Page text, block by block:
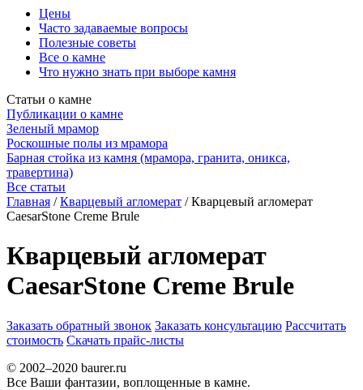
Цены
Часто задаваемые вопросы
Полезные советы
Все о камне
Что нужно знать при выборе камня
Статьи о камне
Публикации о камне
Зеленый мрамор
Роскошные полы из мрамора
Барная стойка из камня (мрамора, гранита, оникса,
травертина)
Все статьи
Главная / Кварцевый агломерат / Кварцевый агломерат
CaesarStone Creme Brule
Кварцевый агломерат
CaesarStone Creme Brule
Заказать обратный звонок Заказать консультацию Рассчитать
стоимость Скачать прайс-листы
© 2002–2020 baurer.ru
Все Ваши фантазии, воплощенные в камне.